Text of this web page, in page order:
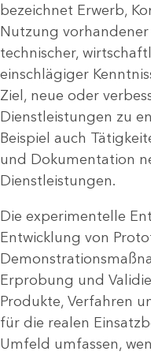
bezeichnet Erwerb,
Nutzung vorhandener
technischer,
einschlägiger
Ziel, neue oder
Dienstleistungen zu
Beispiel auch
und Dokumentation
Dienstleistungen.
Die experimentelle
Entwicklung von
Erprobung und
Produkte, Verfahren
für die realen
Umfeld umfassen,